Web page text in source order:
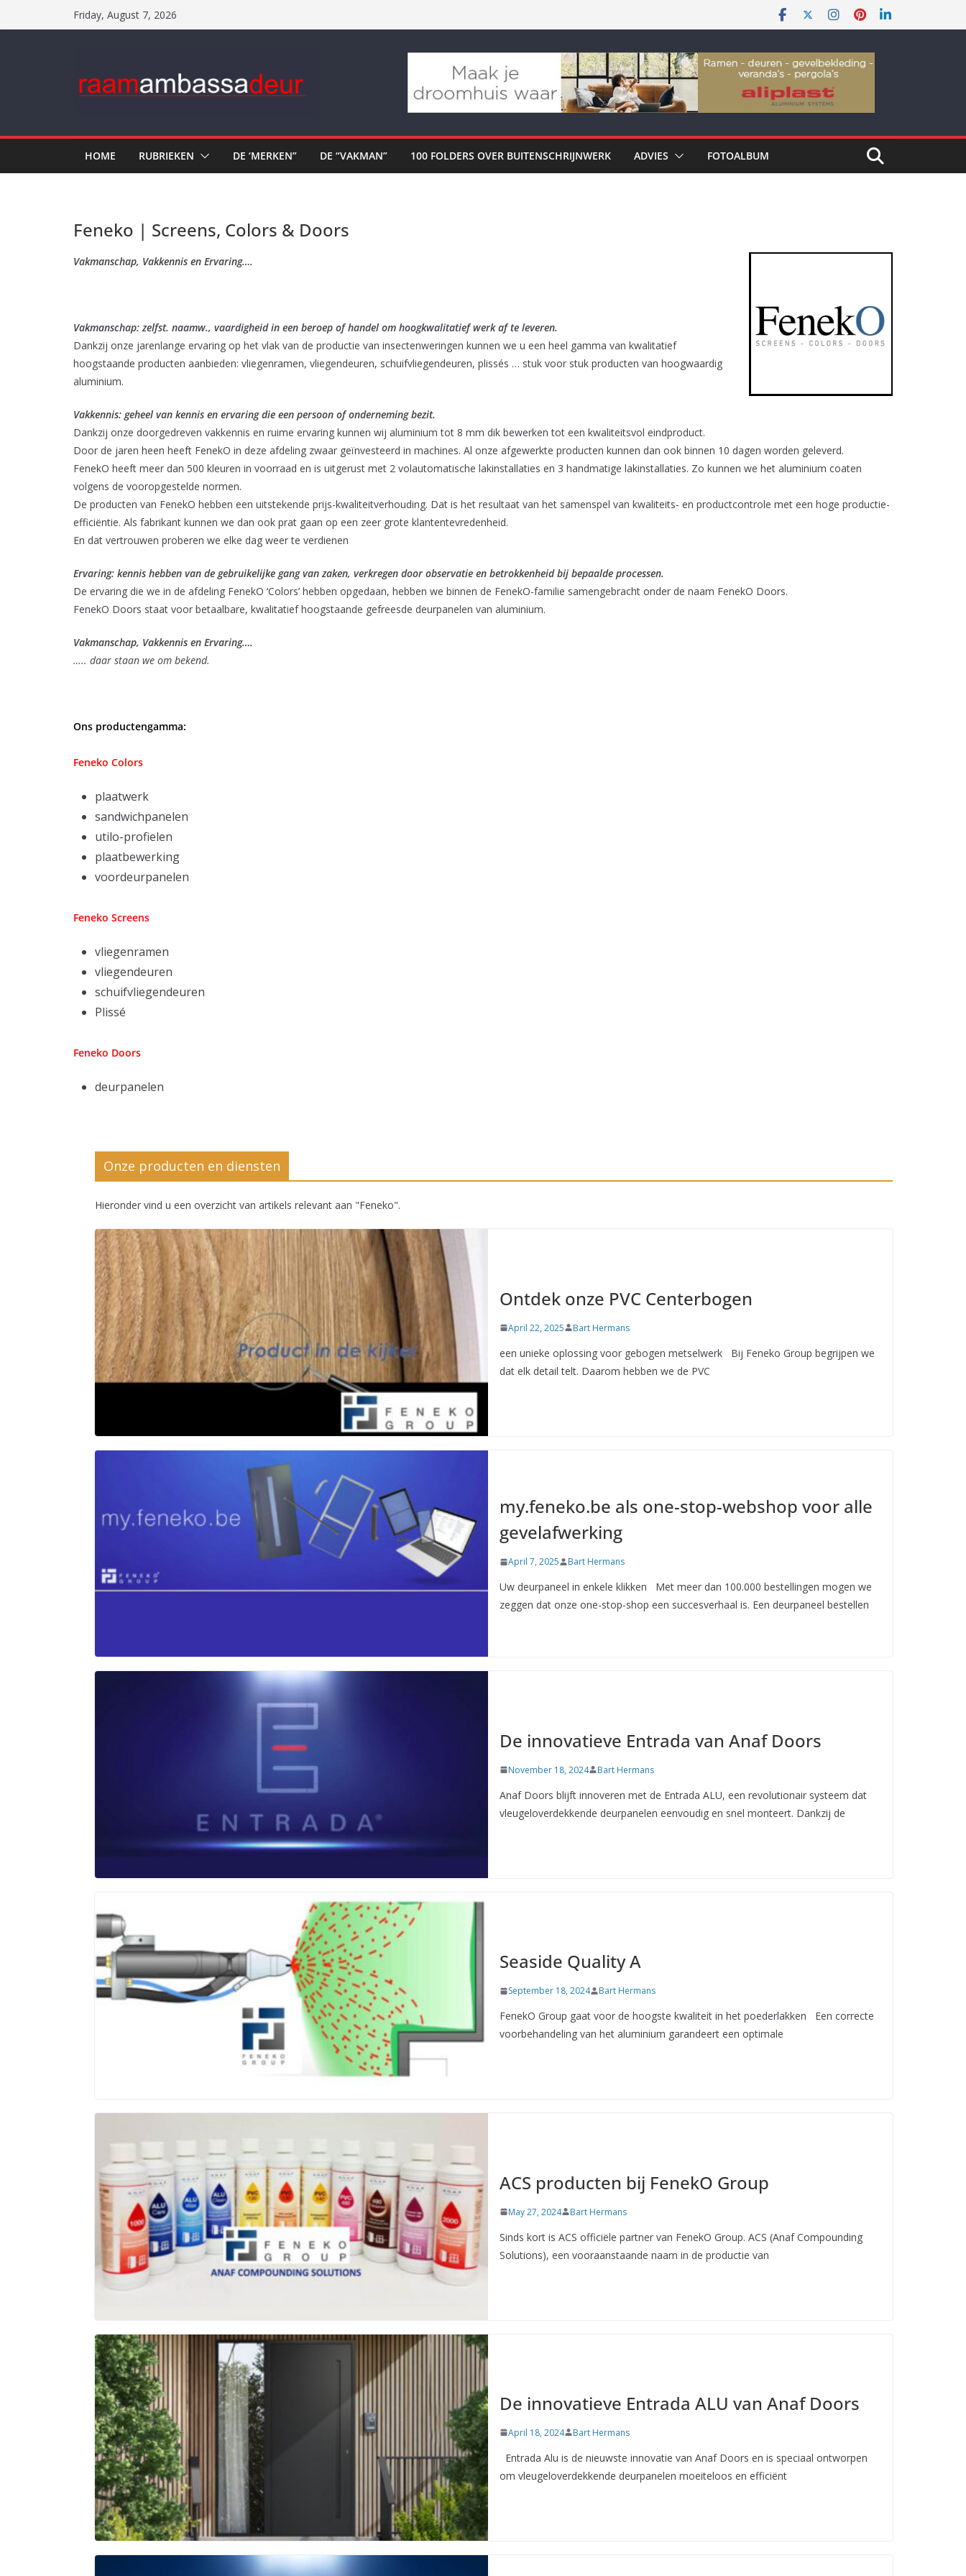
to
Friday, August 7, 2026
HOME RUBRIEKEN DE ‘MERKEN” DE “VAKMAN” 100 FOLDERS OVER BUITENSCHRIJNWERK ADVIES FOTOALBUM
Feneko | Screens, Colors & Doors
Vakmanschap, Vakkennis en Ervaring….
Vakmanschap: zelfst. naamw., vaardigheid in een beroep of handel om hoogkwalitatief werk af te leveren.
Dankzij onze jarenlange ervaring op het vlak van de productie van insectenweringen kunnen we u een heel gamma van kwalitatief
hoogstaande producten aanbieden: vliegenramen, vliegendeuren, schuifvliegendeuren, plissés … stuk voor stuk producten van hoogwaardig
aluminium.
Vakkennis: geheel van kennis en ervaring die een persoon of onderneming bezit.
Dankzij onze doorgedreven vakkennis en ruime ervaring kunnen wij aluminium tot 8 mm dik bewerken tot een kwaliteitsvol eindproduct.
Door de jaren heen heeft FenekO in deze afdeling zwaar geïnvesteerd in machines. Al onze afgewerkte producten kunnen dan ook binnen 10 dagen worden geleverd.
FenekO heeft meer dan 500 kleuren in voorraad en is uitgerust met 2 volautomatische lakinstallaties en 3 handmatige lakinstallaties. Zo kunnen we het aluminium coaten
volgens de vooropgestelde normen.
De producten van FenekO hebben een uitstekende prijs-kwaliteitverhouding. Dat is het resultaat van het samenspel van kwaliteits- en productcontrole met een hoge productie-
efficiëntie. Als fabrikant kunnen we dan ook prat gaan op een zeer grote klantentevredenheid.
En dat vertrouwen proberen we elke dag weer te verdienen
Ervaring: kennis hebben van de gebruikelijke gang van zaken, verkregen door observatie en betrokkenheid bij bepaalde processen.
De ervaring die we in de afdeling FenekO ‘Colors’ hebben opgedaan, hebben we binnen de FenekO-familie samengebracht onder de naam FenekO Doors.
FenekO Doors staat voor betaalbare, kwalitatief hoogstaande gefreesde deurpanelen van aluminium.
Vakmanschap, Vakkennis en Ervaring….
….. daar staan we om bekend.
Ons productengamma:
Feneko Colors
plaatwerk
sandwichpanelen
utilo-profielen
plaatbewerking
voordeurpanelen
Feneko Screens
vliegenramen
vliegendeuren
schuifvliegendeuren
Plissé
Feneko Doors
deurpanelen
Onze producten en diensten
Hieronder vind u een overzicht van artikels relevant aan "Feneko".
Ontdek onze PVC Centerbogen
April 22, 2025 Bart Hermans
een unieke oplossing voor gebogen metselwerk Bij Feneko Group begrijpen we
dat elk detail telt. Daarom hebben we de PVC
my.feneko.be als one-stop-webshop voor alle
gevelafwerking
April 7, 2025 Bart Hermans
Uw deurpaneel in enkele klikken Met meer dan 100.000 bestellingen mogen we
zeggen dat onze one-stop-shop een succesverhaal is. Een deurpaneel bestellen
De innovatieve Entrada van Anaf Doors
November 18, 2024 Bart Hermans
Anaf Doors blijft innoveren met de Entrada ALU, een revolutionair systeem dat
vleugeloverdekkende deurpanelen eenvoudig en snel monteert. Dankzij de
Seaside Quality A
September 18, 2024 Bart Hermans
FenekO Group gaat voor de hoogste kwaliteit in het poederlakken Een correcte
voorbehandeling van het aluminium garandeert een optimale
ACS producten bij FenekO Group
May 27, 2024 Bart Hermans
Sinds kort is ACS officiële partner van FenekO Group. ACS (Anaf Compounding
Solutions), een vooraanstaande naam in de productie van
De innovatieve Entrada ALU van Anaf Doors
April 18, 2024 Bart Hermans
Entrada Alu is de nieuwste innovatie van Anaf Doors en is speciaal ontworpen
om vleugeloverdekkende deurpanelen moeiteloos en efficiënt